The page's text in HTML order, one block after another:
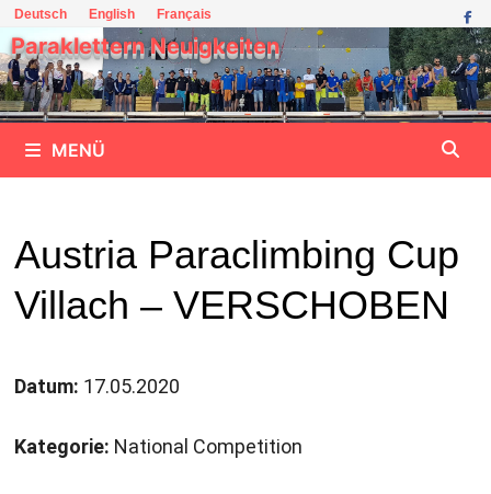
Zum
Inhalt
springen
Deutsch English Français
Paraklettern Neuigkeiten
MENÜ
Austria Paraclimbing Cup
Villach – VERSCHOBEN
Datum: 17.05.2020
Kategorie: National Competition